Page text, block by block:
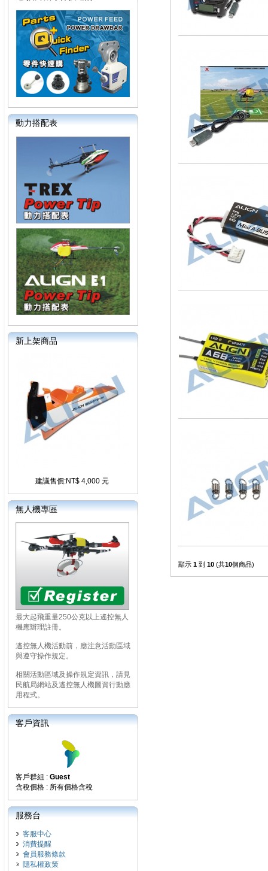
動力搭配表
新上架商品
建議售價:NT$ 4,000 元
無人機專區
最大起飛重量250公克以上遙控無人
機應辦理註冊。
遙控無人機活動前，應注意活動區域
與遵守操作規定。
相關活動區域及操作規定資訊，請見
民航局網站及遙控無人機圖資行動應
用程式。
客戶資訊
客戶群組 : Guest
含稅價格 : 所有價格含稅
服務台
客服中心
消費提醒
會員服務條款
隱私權政策
顯示 1 到 10 (共10個商品)